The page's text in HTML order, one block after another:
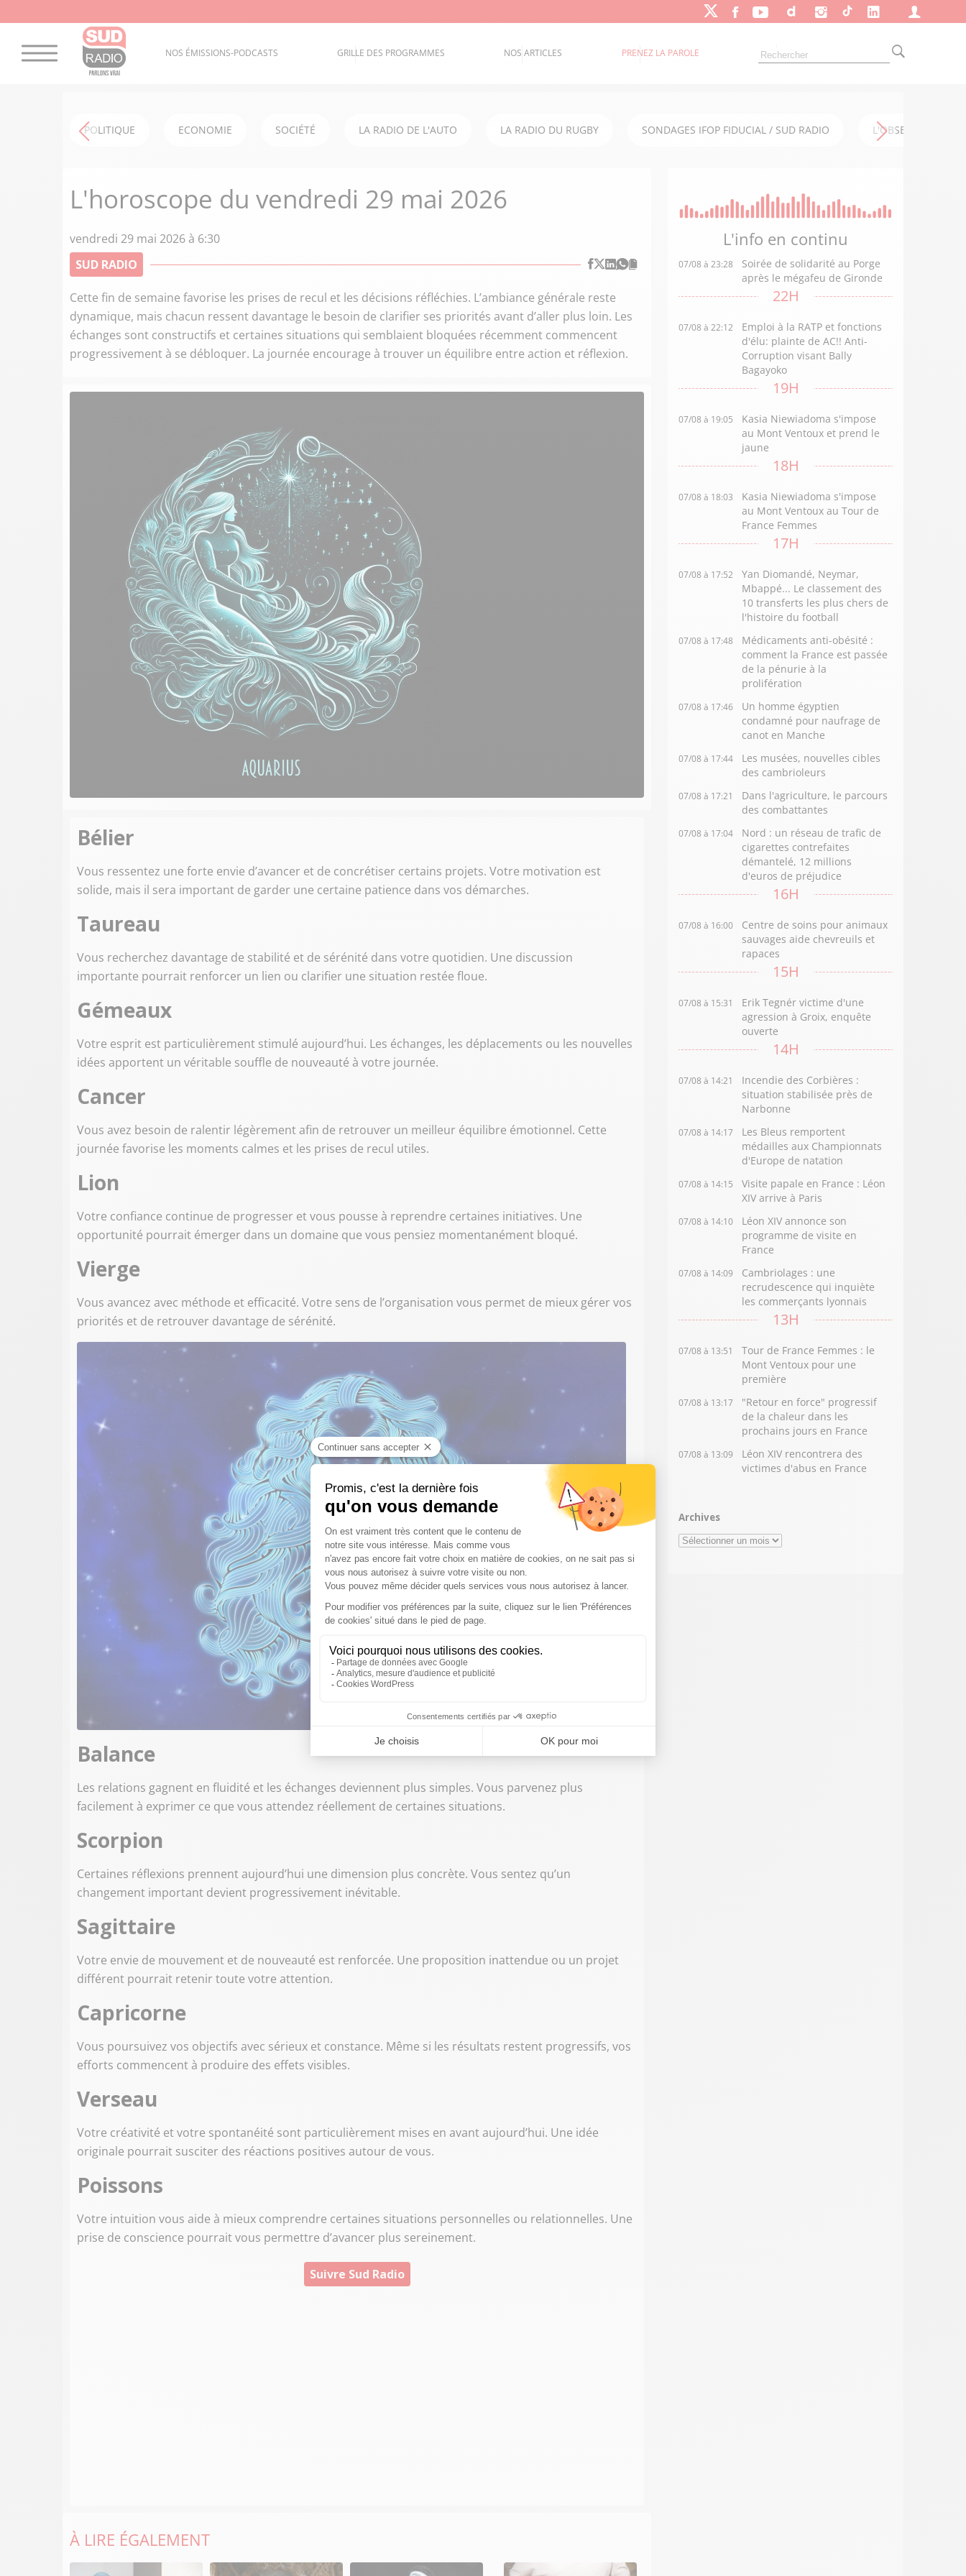
NOS ÉMISSIONS-PODCASTS GRILLE DES PROGRAMMES NOS ARTICLES PRENEZ LA PAROLE
POLITIQUE ECONOMIE SOCIÉTÉ LA RADIO DE L'AUTO LA RADIO DU RUGBY SONDAGES IFOP FIDUCIAL / SUD RADIO L'OBSERVATOIRE
L'horoscope du vendredi 29 mai 2026
vendredi 29 mai 2026 à 6:30
SUD RADIO
Cette fin de semaine favorise les prises de recul et les décisions réfléchies. L’ambiance générale reste
dynamique, mais chacun ressent davantage le besoin de clarifier ses priorités avant d’aller plus loin. Les
échanges sont constructifs et certaines situations qui semblaient bloquées récemment commencent
progressivement à se débloquer. La journée encourage à trouver un équilibre entre action et réflexion.
Bélier
Vous ressentez une forte envie d’avancer et de concrétiser certains projets. Votre motivation est
solide, mais il sera important de garder une certaine patience dans vos démarches.
Taureau
Vous recherchez davantage de stabilité et de sérénité dans votre quotidien. Une discussion
importante pourrait renforcer un lien ou clarifier une situation restée floue.
Gémeaux
Votre esprit est particulièrement stimulé aujourd’hui. Les échanges, les déplacements ou les nouvelles
idées apportent un véritable souffle de nouveauté à votre journée.
Cancer
Vous avez besoin de ralentir légèrement afin de retrouver un meilleur équilibre émotionnel. Cette
journée favorise les moments calmes et les prises de recul utiles.
Lion
Votre confiance continue de progresser et vous pousse à reprendre certaines initiatives. Une
opportunité pourrait émerger dans un domaine que vous pensiez momentanément bloqué.
Vierge
Vous avancez avec méthode et efficacité. Votre sens de l’organisation vous permet de mieux gérer vos
priorités et de retrouver davantage de sérénité.
Balance
Les relations gagnent en fluidité et les échanges deviennent plus simples. Vous parvenez plus
facilement à exprimer ce que vous attendez réellement de certaines situations.
Scorpion
Certaines réflexions prennent aujourd’hui une dimension plus concrète. Vous sentez qu’un
changement important devient progressivement inévitable.
Sagittaire
Votre envie de mouvement et de nouveauté est renforcée. Une proposition inattendue ou un projet
différent pourrait retenir toute votre attention.
Capricorne
Vous poursuivez vos objectifs avec sérieux et constance. Même si les résultats restent progressifs, vos
efforts commencent à produire des effets visibles.
Verseau
Votre créativité et votre spontanéité sont particulièrement mises en avant aujourd’hui. Une idée
originale pourrait susciter des réactions positives autour de vous.
Poissons
Votre intuition vous aide à mieux comprendre certaines situations personnelles ou relationnelles. Une
prise de conscience pourrait vous permettre d’avancer plus sereinement.
Suivre Sud Radio
À LIRE ÉGALEMENT
L'info en continu
07/08 à 23:28
Soirée de solidarité au Porge
après le mégafeu de Gironde
22H
07/08 à 22:12
Emploi à la RATP et fonctions
d'élu: plainte de AC!! Anti-
Corruption visant Bally
Bagayoko
19H
07/08 à 19:05
Kasia Niewiadoma s'impose
au Mont Ventoux et prend le
jaune
18H
07/08 à 18:03
Kasia Niewiadoma s'impose
au Mont Ventoux au Tour de
France Femmes
17H
07/08 à 17:52
Yan Diomandé, Neymar,
Mbappé... Le classement des
10 transferts les plus chers de
l'histoire du football
07/08 à 17:48
Médicaments anti-obésité :
comment la France est passée
de la pénurie à la
prolifération
07/08 à 17:46
Un homme égyptien
condamné pour naufrage de
canot en Manche
07/08 à 17:44
Les musées, nouvelles cibles
des cambrioleurs
07/08 à 17:21
Dans l'agriculture, le parcours
des combattantes
07/08 à 17:04
Nord : un réseau de trafic de
cigarettes contrefaites
démantelé, 12 millions
d'euros de préjudice
16H
07/08 à 16:00
Centre de soins pour animaux
sauvages aide chevreuils et
rapaces
15H
07/08 à 15:31
Erik Tegnér victime d'une
agression à Groix, enquête
ouverte
14H
07/08 à 14:21
Incendie des Corbières :
situation stabilisée près de
Narbonne
07/08 à 14:17
Les Bleus remportent
médailles aux Championnats
d'Europe de natation
07/08 à 14:15
Visite papale en France : Léon
XIV arrive à Paris
07/08 à 14:10
Léon XIV annonce son
programme de visite en
France
07/08 à 14:09
Cambriolages : une
recrudescence qui inquiète
les commerçants lyonnais
13H
07/08 à 13:51
Tour de France Femmes : le
Mont Ventoux pour une
première
07/08 à 13:17
"Retour en force" progressif
de la chaleur dans les
prochains jours en France
07/08 à 13:09
Léon XIV rencontrera des
victimes d'abus en France
Archives
Archives